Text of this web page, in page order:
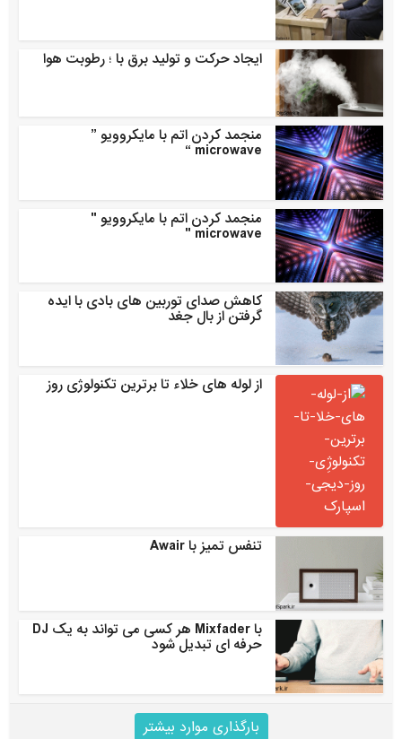
ایجاد حرکت و تولید برق با ؛ رطوبت هوا
منجمد کردن اتم با مایکروویو ”
microwave “
منجمد کردن اتم با مایکروویو "
microwave "
کاهش صدای توربین های بادی با ایده
گرفتن از بال جغد
از لوله های خلاء تا برترین تکنولوژی روز
تنفس تمیز با Awair
با Mixfader هر کسی می تواند به یک DJ
حرفه ای تبدیل شود
بارگذاری موارد بیشتر